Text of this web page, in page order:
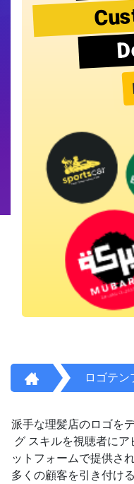
ロゴテン
派手な理髪店のロゴを
グ スキルを視聴者に
ットフォームで提供さ
多くの顧客を引き付け